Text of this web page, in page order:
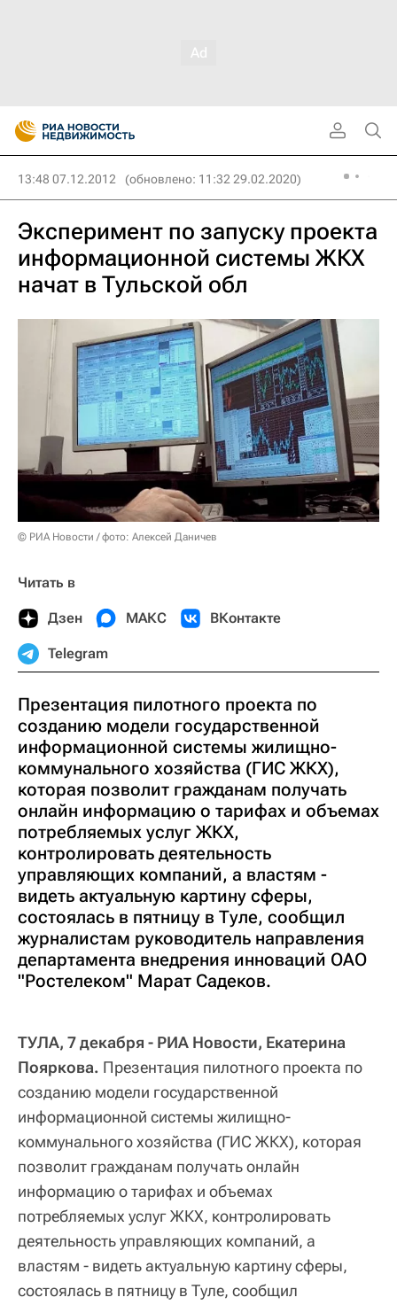
13:48 07.12.2012 (обновлено: 11:32 29.02.2020)
Эксперимент по запуску проекта
информационной системы ЖКХ
начат в Тульской обл
© РИА Новости / фото: Алексей Даничев
Читать в
Дзен МАКС ВКонтакте
Telegram
Презентация пилотного проекта по
созданию модели государственной
информационной системы жилищно-
коммунального хозяйства (ГИС ЖКХ),
которая позволит гражданам получать
онлайн информацию о тарифах и объемах
потребляемых услуг ЖКХ,
контролировать деятельность
управляющих компаний, а властям -
видеть актуальную картину сферы,
состоялась в пятницу в Туле, сообщил
журналистам руководитель направления
департамента внедрения инноваций ОАО
"Ростелеком" Марат Садеков.
ТУЛА, 7 декабря - РИА Новости, Екатерина
Пояркова. Презентация пилотного проекта по
созданию модели государственной
информационной системы жилищно-
коммунального хозяйства (ГИС ЖКХ), которая
позволит гражданам получать онлайн
информацию о тарифах и объемах
потребляемых услуг ЖКХ, контролировать
деятельность управляющих компаний, а
властям - видеть актуальную картину сферы,
состоялась в пятницу в Туле, сообщил